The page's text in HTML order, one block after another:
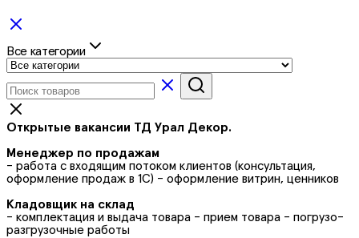
Все категории
Открытые вакансии ТД Урал Декор.
Менеджер по продажам
- работа с входящим потоком клиентов (консультация,
оформление продаж в 1С) - оформление витрин, ценников
Кладовщик на склад
- комплектация и выдача товара - прием товара - погрузо-
разгрузочные работы